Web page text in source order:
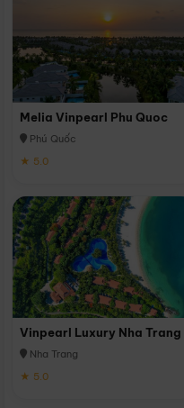
Melia Vinpearl Phu Quoc
Phú Quốc
★ 5.0
Vinpearl Luxury Nha Trang
Nha Trang
★ 5.0